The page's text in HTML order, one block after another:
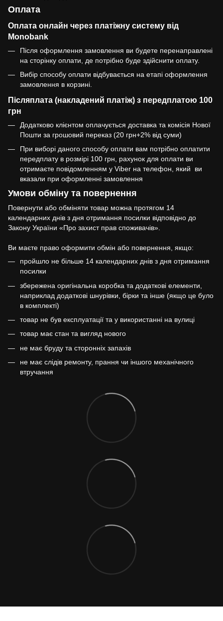
Оплата
Оплата онлайн через платіжну систему від
Monobank
Після оформлення замовлення ви будете перенаправлені
на сторінку оплати, де потрібно буде здійснити оплату.
Вибір способу оплати відбувається на етапі оформлення
замовлення в корзині.
Післяплата (накладений платіж) з передплатою 100
грн
Додатково клієнтом оплачується доставка та комісія Нової
Пошти за грошовий переказ (20 грн+2% від суми)
При виборі даного способу оплати вам потрібно оплатити
передплату в розмірі 100 грн, рахунок для оплати ви
отримаєте повідомленням у Viber на телефон, який ви
вказали при оформленні замовлення
Умови обміну та повернення
Повернути або обміняти товар можна протягом 14
календарних днів з дня отримання посилки відповідно до
Закону України «Про захист прав споживачів».
Ви маєте право оформити обмін або повернення, якщо:
пройшло не більше 14 календарних днів з дня отримання
посилки
збережена оригінальна коробка та додаткові елементи,
наприклад додаткові шнурівки, бірки та інше (якщо це було
в комплекті)
товар не був експлуатації та у використанні на вулиці
товар має стан та вигляд нового
не має бруду та сторонніх запахів
не має слідів ремонту, прання чи іншого механічного
втручання